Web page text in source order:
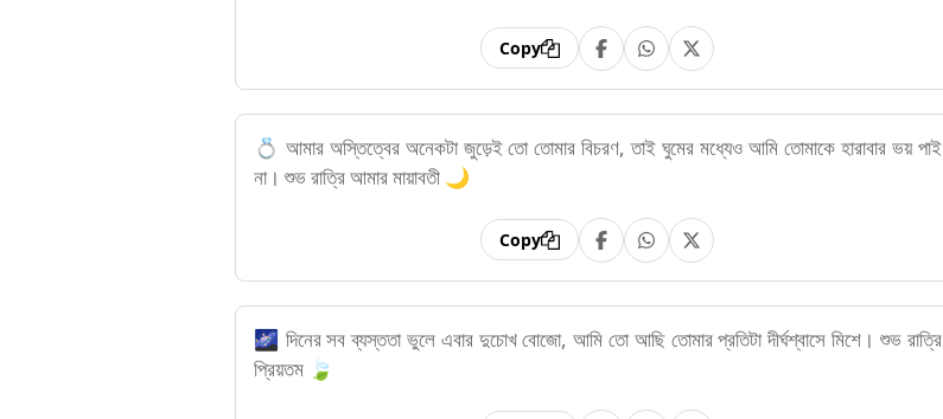
Copy
💍 আমার অস্তিত্বের অনেকটা জুড়েই তো তোমার বিচরণ, তাই ঘুমের মধ্যেও আমি তোমাকে হারাবার ভয় পাই
না। শুভ রাত্রি আমার মায়াবতী 🌙
Copy
🌌 দিনের সব ব্যস্ততা ভুলে এবার দুচোখ বোজো, আমি তো আছি তোমার প্রতিটা দীর্ঘশ্বাসে মিশে। শুভ রাত্রি
প্রিয়তম 🍃